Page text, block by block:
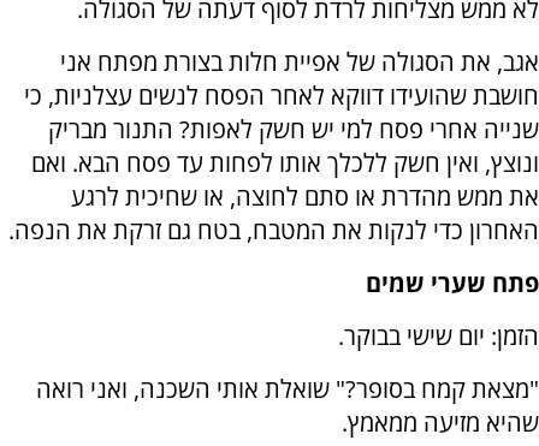
לא ממש מצליחות לרדת לסוף דעתה של הסגולה.
אגב, את הסגולה של אפיית חלות בצורת מפתח אני
חושבת שהועידו דווקא לאחר הפסח לנשים עצלניות, כי
שנייה אחרי פסח למי יש חשק לאפות? התנור מבריק
ונוצץ, ואין חשק ללכלך אותו לפחות עד פסח הבא. ואם
את ממש מהדרת או סתם לחוצה, או שחיכית לרגע
האחרון כדי לנקות את המטבח, בטח גם זרקת את הנפה.
פתח שערי שמים
הזמן: יום שישי בבוקר.
"מצאת קמח בסופר?" שואלת אותי השכנה, ואני רואה
שהיא מזיעה ממאמץ.